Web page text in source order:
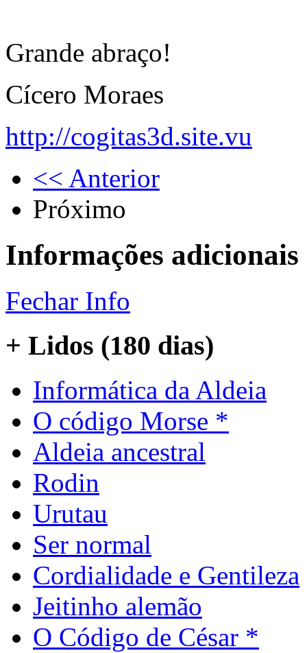
Grande abraço!
Cícero Moraes
http://cogitas3d.site.vu
<< Anterior
Próximo
Informações adicionais
Fechar Info
+ Lidos (180 dias)
Informática da Aldeia
O código Morse *
Aldeia ancestral
Rodin
Urutau
Ser normal
Cordialidade e Gentileza
Jeitinho alemão
O Código de César *